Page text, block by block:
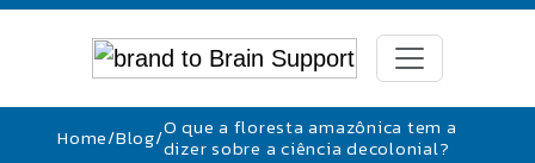
Home/Blog/O que a floresta amazônica tem a
dizer sobre a ciência decolonial?